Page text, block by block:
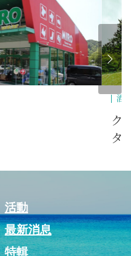
酒
ク
タ
活動
最新消息
特輯